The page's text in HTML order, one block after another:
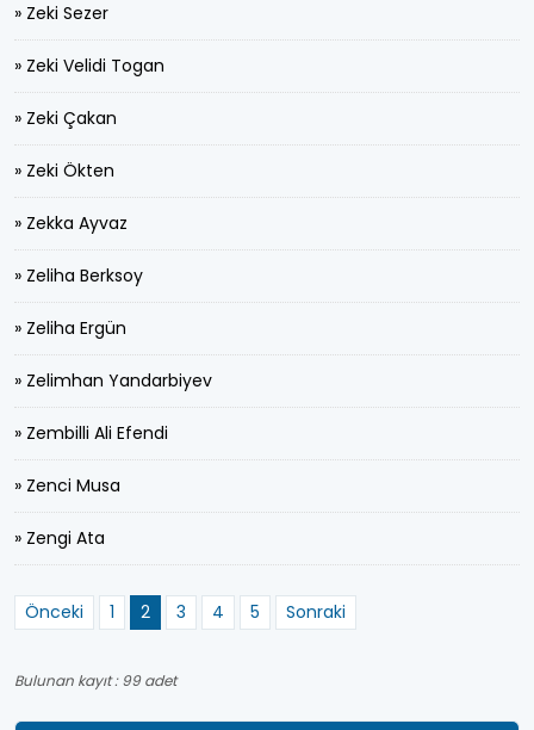
» Zeki Sezer
» Zeki Velidi Togan
» Zeki Çakan
» Zeki Ökten
» Zekka Ayvaz
» Zeliha Berksoy
» Zeliha Ergün
» Zelimhan Yandarbiyev
» Zembilli Ali Efendi
» Zenci Musa
» Zengi Ata
Önceki 1 2 3 4 5 Sonraki
Bulunan kayıt : 99 adet